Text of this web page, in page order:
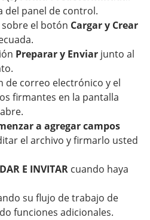
del panel de control.
el botón Cargar y Crear
Preparar y Enviar junto al
de correo electrónico y el
firmantes en la pantalla
a agregar campos
el archivo y firmarlo usted
E INVITAR cuando haya
su flujo de trabajo de
funciones adicionales.